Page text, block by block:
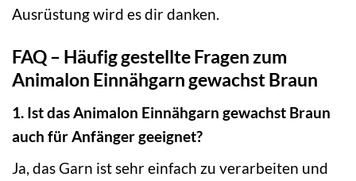
Ausrüstung wird es dir danken.
FAQ – Häufig gestellte Fragen zum
Animalon Einnähgarn gewachst Braun
1. Ist das Animalon Einnähgarn gewachst Braun
auch für Anfänger geeignet?
Ja, das Garn ist sehr einfach zu verarbeiten und